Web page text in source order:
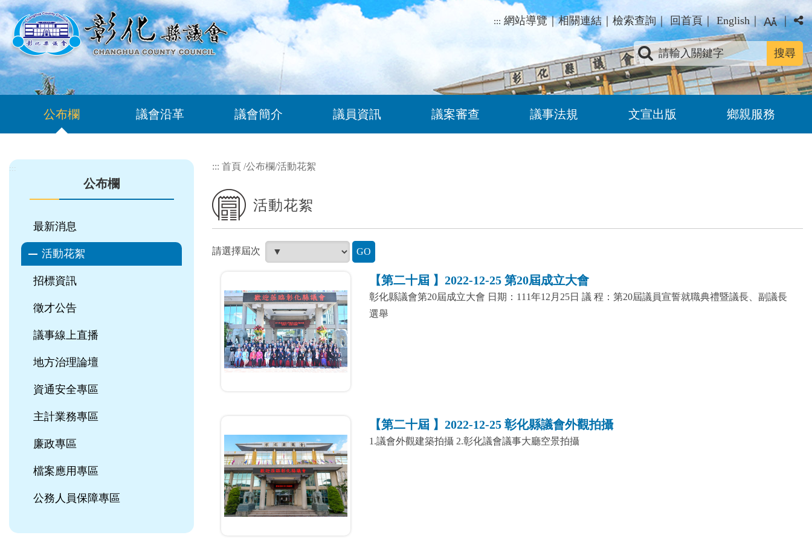
跳到主要內容區塊
::: 網站導覽｜相關連結 ｜ 檢索查詢｜回首頁｜English ｜ ｜
關鍵字查詢
公布欄 議會沿革 議會簡介 議員資訊 議案審查 議事法規 文宣出版 鄉親服務
:::
公布欄
最新消息
活動花絮
招標資訊
徵才公告
議事線上直播
地方治理論壇
資通安全專區
主計業務專區
廉政專區
檔案應用專區
公務人員保障專區
::: 首頁 /公布欄/活動花絮
活動花絮
請選擇屆次
【第二十屆 】2022-12-25 第20屆成立大會
彰化縣議會第20屆成立大會 日期：111年12月25日 議 程：第20屆議員宣誓就職典禮暨議長、副議長
選舉
【第二十屆 】2022-12-25 彰化縣議會外觀拍攝
1.議會外觀建築拍攝 2.彰化議會議事大廳空景拍攝